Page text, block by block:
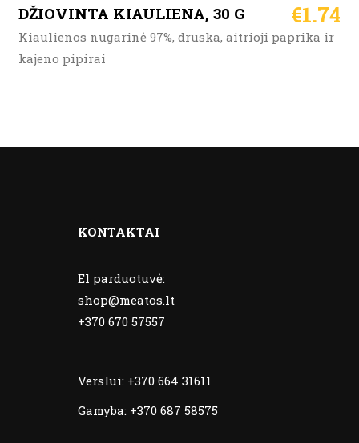
DŽIOVINTA KIAULIENA, 30 G €1.74
Kiaulienos nugarinė 97%, druska, aitrioji paprika ir
kajeno pipirai
KONTAKTAI
El parduotuvė:
shop@meatos.lt
+370 670 57557
Verslui: +370 664 31611
Gamyba: +370 687 58575